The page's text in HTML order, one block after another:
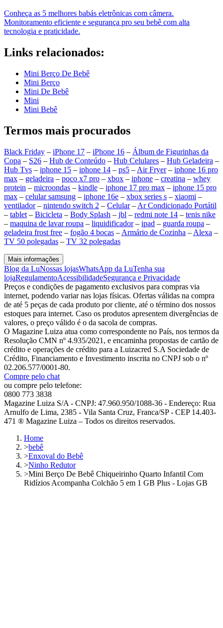
Conheça as 5 melhores babás eletrônicas com câmera.
Monitoramento eficiente e segurança pro seu bebê com alta
tecnologia e praticidade.
Links relacionados:
Mini Berço De Bebê
Mini Berço
Mini De Bebê
Mini
Mini Bebê
Termos mais procurados
Black Friday – iPhone 17 – iPhone 16 – Álbum de Figurinhas da
Copa – S26 – Hub de Conteúdo – Hub Celulares – Hub Geladeira –
Hub Tvs – iphone 15 – iphone 14 – ps5 – Air Fryer– iphone 16 pro
max – geladeira – poco x7 pro – xbox – iphone – creatina – whey
protein – microondas – kindle – iphone 17 pro max – iphone 15 pro
max – celular samsung – iphone 16e – xbox series s – xiaomi –
ventilador– nintendo switch 2 – Celular– Ar Condicionado Portátil
– tablet – Bicicleta – Body Splash – jbl – redmi note 14 – tenis nike
– maquina de lavar roupa – liquidificador– ipad – guarda roupa –
geladeira frost free – fogão 4 bocas – Armário de Cozinha – Alexa –
TV 50 polegadas – TV 32 polegadas
Mais informações
Blog da LuNossas lojasWhatsApp da LuTenha sua
lojaRegulamentoAcessibilidadeSegurança e Privacidade
Preços e condições de pagamento exclusivos para compras via
internet, podendo variar nas lojas físicas. Ofertas válidas na compra
de até 5 peças de cada produto por cliente, até o término dos nossos
estoques para internet. Caso os produtos apresentem divergências de
valores, o preço válido é o da sacola de compras.
O Magazine Luiza atua como correspondente no País, nos termos da
Resolução CMN nº 4.935/2021, e encaminha propostas de cartão de
crédito e operações de crédito para a Luizacred S.A Sociedade de
Crédito, Financiamento e Investimento inscrita no CNPJ sob o nº
02.206.577/0001-80.
Compre pelo chat
ou compre pelo telefone:
0800 773 3838
Magazine Luiza S/A - CNPJ: 47.960.950/1088-36 - Endereço: Rua
Arnulfo de Lima, 2385 - Vila Santa Cruz, Franca/SP - CEP 14.403-
471 ® Magazine Luiza – Todos os direitos reservados.
Home
>bebê
>Enxoval do Bebê
>Ninho Redutor
>Mini Berço De Bebê Chiqueirinho Quarto Infantil Com
Ridízios Acompanha Colchão 5 em 1 GB Plus - Lojas GB